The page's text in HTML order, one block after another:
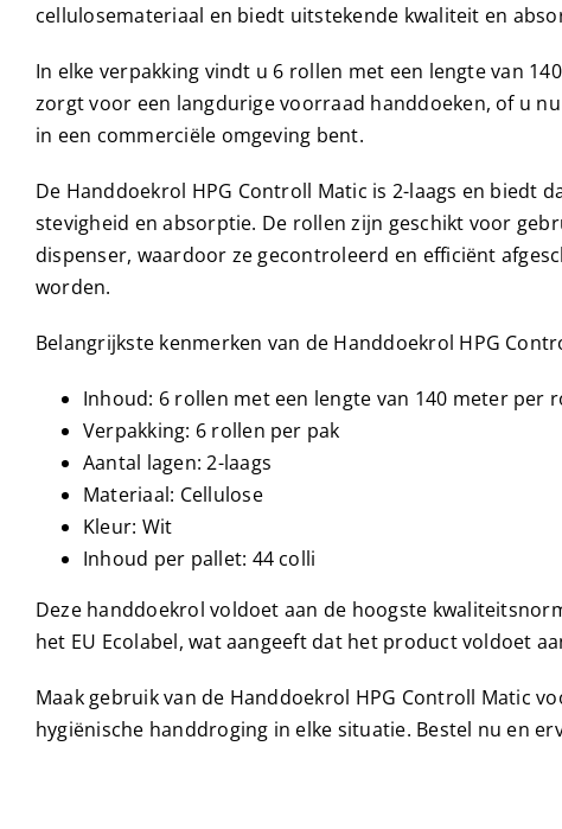
cellulosemateriaal en biedt uitstekende kwaliteit en
In elke verpakking vindt u 6 rollen met een lengte van
zorgt voor een langdurige voorraad handdoeken, of u
in een commerciële omgeving bent.
De Handdoekrol HPG Controll Matic is 2-laags en biedt
stevigheid en absorptie. De rollen zijn geschikt voor
dispenser, waardoor ze gecontroleerd en efficiënt
worden.
Belangrijkste kenmerken van de Handdoekrol HPG
Inhoud: 6 rollen met een lengte van 140 meter per
Verpakking: 6 rollen per pak
Aantal lagen: 2-laags
Materiaal: Cellulose
Kleur: Wit
Inhoud per pallet: 44 colli
Deze handdoekrol voldoet aan de hoogste
het EU Ecolabel, wat aangeeft dat het product voldoet
Maak gebruik van de Handdoekrol HPG Controll Matic
hygiënische handdroging in elke situatie. Bestel nu en